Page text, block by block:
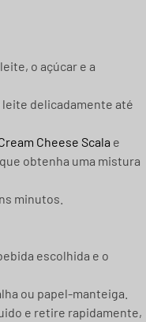
o açúcar e a
leite delicadamente até
Cheese Scala e
obtenha uma mistura
minutos.
escolhida e o
ou papel-manteiga.
e retire rapidamente,